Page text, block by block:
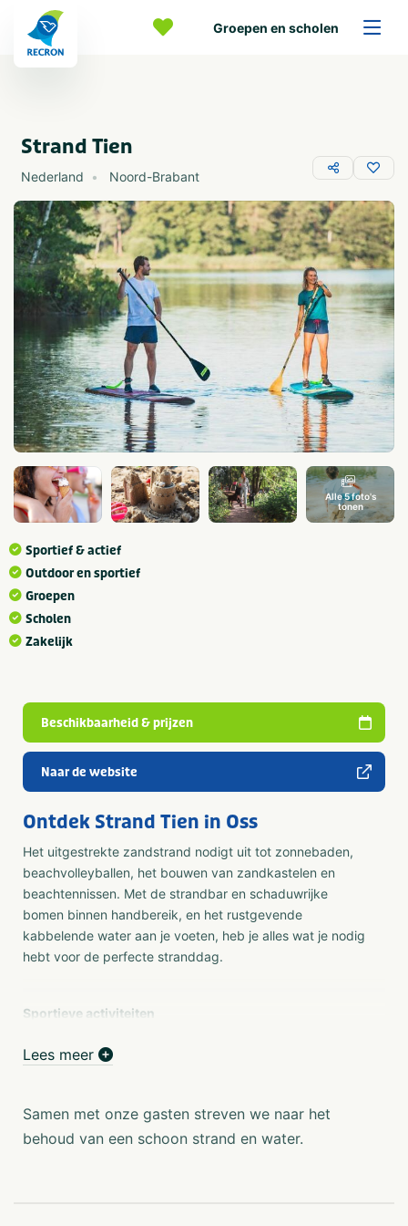
Groepen en scholen
Strand Tien
Nederland Noord-Brabant
Alle 5 foto's
tonen
Sportief & actief
Outdoor en sportief
Groepen
Scholen
Zakelijk
Beschikbaarheid & prijzen
Naar de website
Ontdek Strand Tien in Oss
Het uitgestrekte zandstrand nodigt uit tot zonnebaden,
beachvolleyballen, het bouwen van zandkastelen en
beachtennissen. Met de strandbar en schaduwrijke
bomen binnen handbereik, en het rustgevende
kabbelende water aan je voeten, heb je alles wat je nodig
hebt voor de perfecte stranddag.
Sportieve activiteiten
Na activiteiten zoals suppen, zwemmen of sporten kun je
je dorst lessen of trek stillen met verfrissende drankjes,
lekkernijen op het strand, op het gras of in de strandtent
met prachtig uitzicht over de plas.
Lees meer
Samen met onze gasten streven we naar het
behoud van een schoon strand en water.